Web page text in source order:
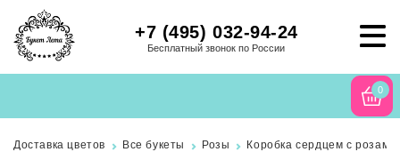
+7 (495) 032-94-24
Бесплатный звонок по России
0
Доставка цветов Все букеты Розы Коробка сердцем с